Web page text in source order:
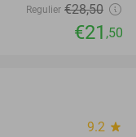
Regulier €28,50
€21 ,50
9.2 star